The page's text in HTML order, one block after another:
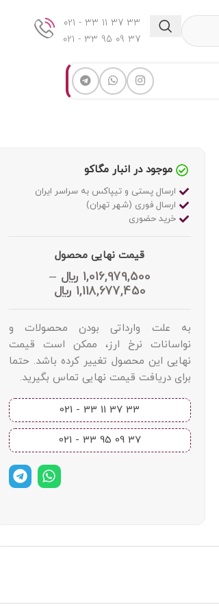
33 37 11 33 - 021
37 09 95 33 - 021
موجود در انبار مگاکو
ارسال پستی و تیپاکس به سراسر ایران
ارسال فوری (شهر تهران)
خرید حضوری
قیمت نهایی محصول
1,016,979,500 ﷼ –
1,118,677,450 ﷼
به علت وارداتی بودن محصولات و
نواسانات نرخ ارز، ممکن است قیمت
نهایی این محصول تغییر کرده باشد. حتما
برای دریافت قیمت نهایی تماس بگیرید.
33 37 11 33 - 021​
37 09 95 33 - 021​